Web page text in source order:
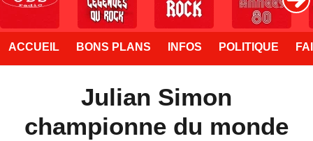
ACCUEIL BONS PLANS INFOS POLITIQUE
Julian Simon
championne du monde